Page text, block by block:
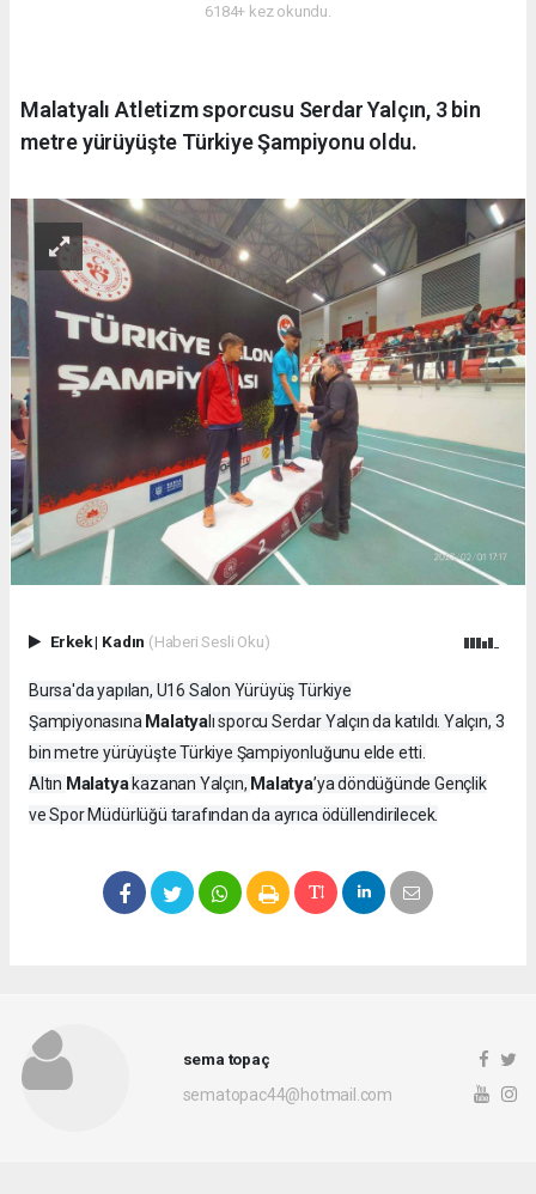
6184+ kez okundu.
Malatyalı Atletizm sporcusu Serdar Yalçın, 3 bin
metre yürüyüşte Türkiye Şampiyonu oldu.
Erkek| Kadın (Haberi Sesli Oku)
Bursa'da yapılan, U16 Salon Yürüyüş Türkiye
Şampiyonasına Malatyalı sporcu Serdar Yalçın da katıldı. Yalçın, 3
bin metre yürüyüşte Türkiye Şampiyonluğunu elde etti.
Altın Malatyakazanan Yalçın, Malatya’ya döndüğünde Gençlik
ve Spor Müdürlüğü tarafından da ayrıca ödüllendirilecek.
sema topaç
sematopac44@hotmail.com